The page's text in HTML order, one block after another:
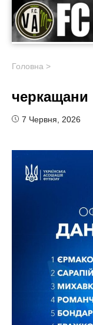
Головна >
черкащани
7 Червня, 2026